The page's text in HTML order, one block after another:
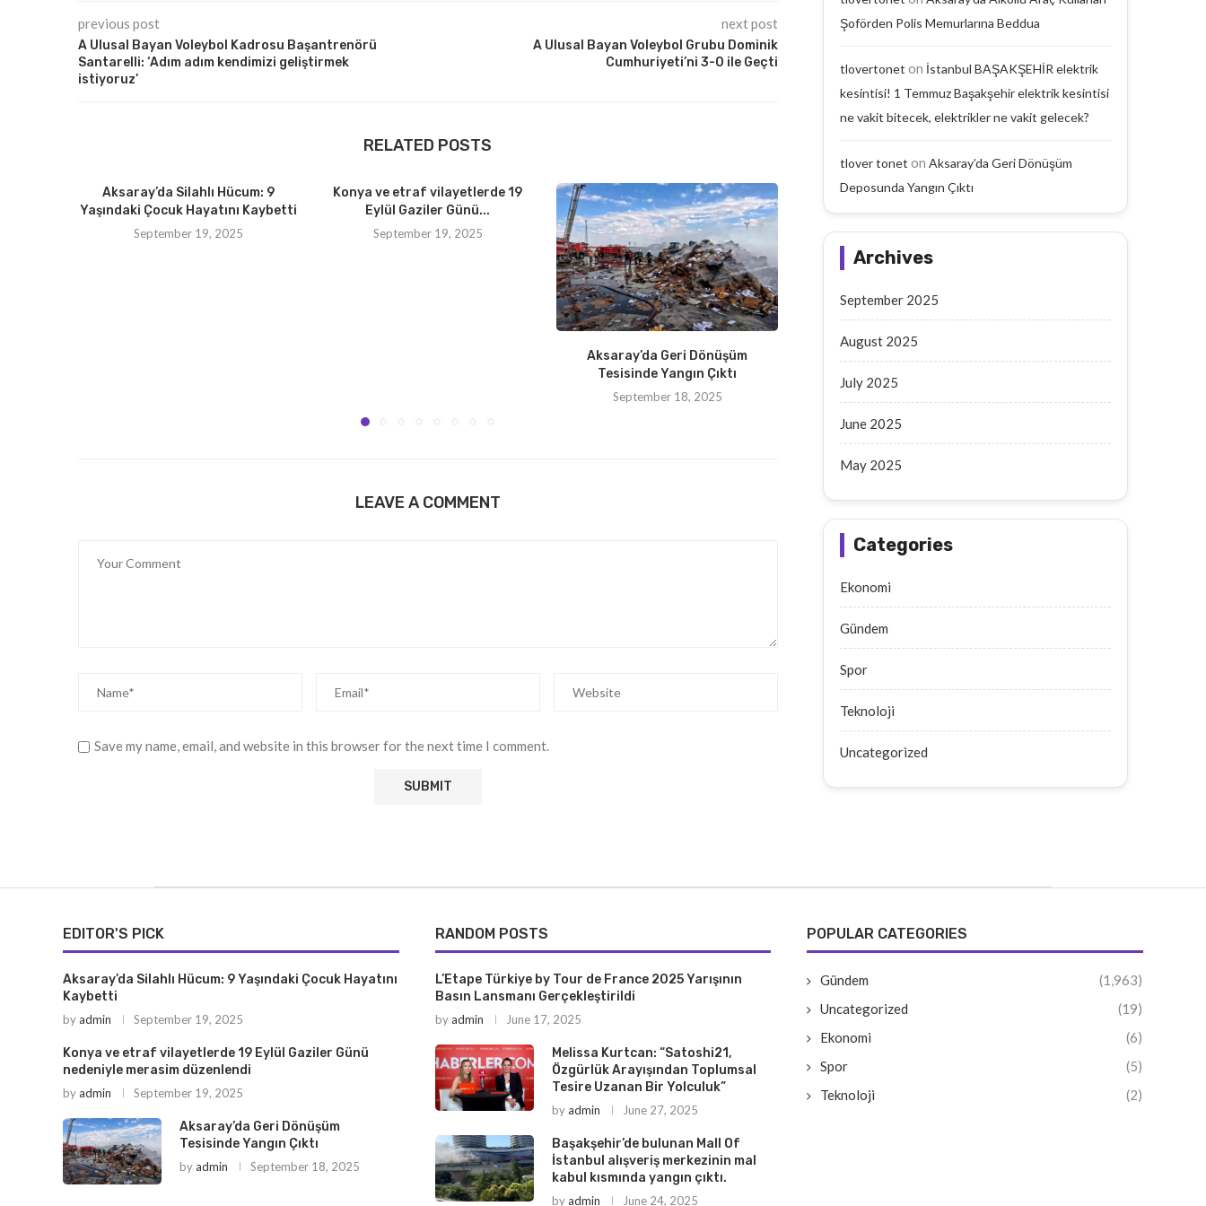
previous post
A Ulusal Bayan Voleybol Kadrosu Başantrenörü
Santarelli: ‘Adım adım kendimizi geliştirmek
istiyoruz’
next post
A Ulusal Bayan Voleybol Grubu Dominik
Cumhuriyeti’ni 3-0 ile Geçti
RELATED POSTS
Aksaray’da Silahlı Hücum: 9
Yaşındaki Çocuk Hayatını Kaybetti
September 19, 2025
Konya ve etraf vilayetlerde 19
Eylül Gaziler Günü...
September 19, 2025
Aksaray’da Geri Dönüşüm
Tesisinde Yangın Çıktı
September 18, 2025
Aksaray’da Geri Dönüşüm
Deposunda Yangın Çıktı
September 18, 2025
Yaşlı Adam Arabanın
September 17, 2025
LEAVE A COMMENT
Save my name, email, and website in this browser for the next time I comment.
Şoförden Polis Memurlarına Beddua
tlovertonet on İstanbul BAŞAKŞEHİR elektrik
kesintisi! 1 Temmuz Başakşehir elektrik kesintisi
ne vakit bitecek, elektrikler ne vakit gelecek?
tlover tonet on Aksaray’da Geri Dönüşüm
Deposunda Yangın Çıktı
Archives
September 2025
August 2025
July 2025
June 2025
May 2025
Categories
Ekonomi
Gündem
Spor
Teknoloji
Uncategorized
EDITOR'S PICK
Aksaray’da Silahlı Hücum: 9 Yaşındaki Çocuk Hayatını
Kaybetti
byadmin September 19, 2025
Konya ve etraf vilayetlerde 19 Eylül Gaziler Günü
nedeniyle merasim düzenlendi
byadmin September 19, 2025
Aksaray’da Geri Dönüşüm
Tesisinde Yangın Çıktı
byadmin September 18, 2025
RANDOM POSTS
L’Etape Türkiye by Tour de France 2025 Yarışının
Basın Lansmanı Gerçekleştirildi
byadmin June 17, 2025
Melissa Kurtcan: “Satoshi21,
Özgürlük Arayışından Toplumsal
Tesire Uzanan Bir Yolculuk”
byadmin June 27, 2025
Başakşehir’de bulunan Mall Of
İstanbul alışveriş merkezinin mal
kabul kısmında yangın çıktı.
byadmin June 24, 2025
POPULAR CATEGORIES
Gündem
(1,963)
Uncategorized
(19)
Ekonomi
(6)
Spor
(5)
Teknoloji
(2)